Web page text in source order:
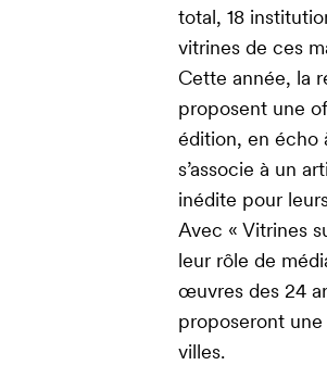
total, 18
vitrines de ces
Cette année, la
proposent une
édition, en écho
s’associe à un
inédite pour
Avec « Vitrines
leur rôle de
œuvres des 24
proposeront
villes.